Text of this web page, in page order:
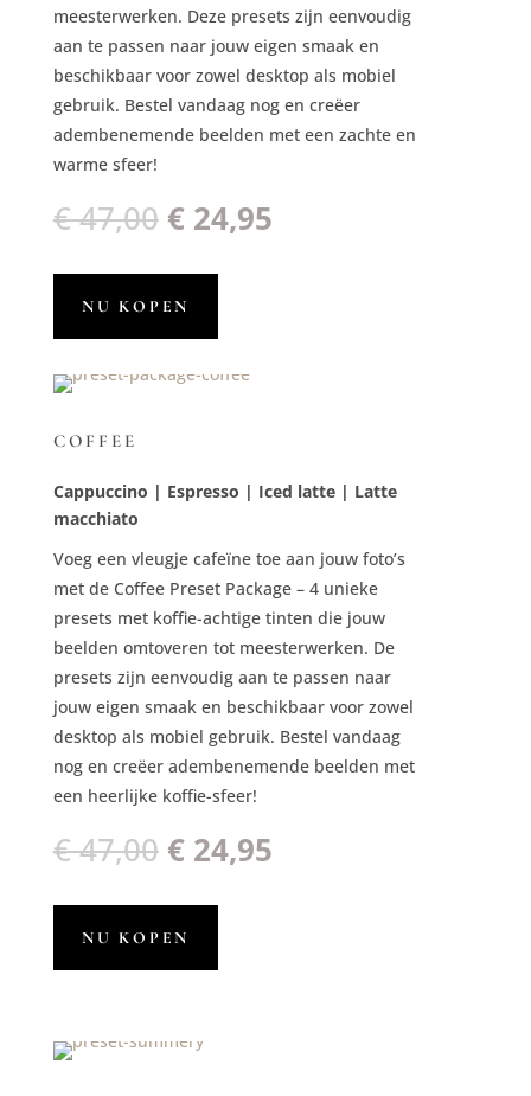
meesterwerken. Deze presets zijn eenvoudig
aan te passen naar jouw eigen smaak en
beschikbaar voor zowel desktop als mobiel
gebruik. Bestel vandaag nog en creëer
adembenemende beelden met een zachte en
warme sfeer!
€47,00 Oorspronkelijke
prijs
was:
€ 47,00.
€24,95Huidige
NU KOPEN
COFFEE
Cappuccino | Espresso | Iced latte | Latte
macchiato
Voeg een vleugje cafeïne toe aan jouw foto’s
met de Coffee Preset Package – 4 unieke
presets met koffie-achtige tinten die jouw
beelden omtoveren tot meesterwerken. De
presets zijn eenvoudig aan te passen naar
jouw eigen smaak en beschikbaar voor zowel
desktop als mobiel gebruik. Bestel vandaag
nog en creëer adembenemende beelden met
een heerlijke koffie-sfeer!
€47,00 Oorspronkelijke
prijs
was:
€ 47,00.
€24,95Huidige
NU KOPEN